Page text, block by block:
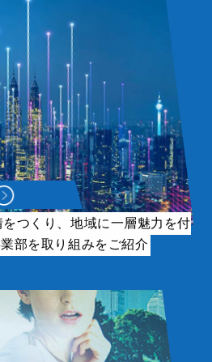
つくり、地域に一層魅力を付
部を取り組みをご紹介